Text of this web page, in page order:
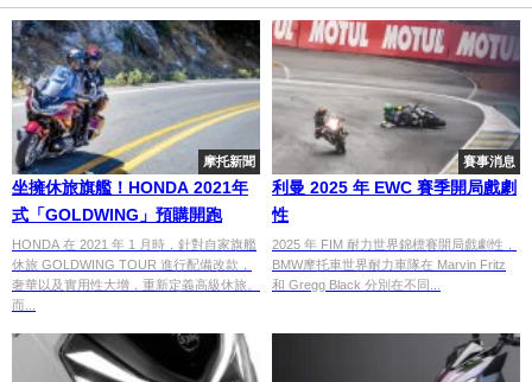
摩托新聞
坐擁休旅旗艦！HONDA 2021年
式「GOLDWING」預購開跑
HONDA 在 2021 年 1 月時，針對自家旗艦
休旅 GOLDWING TOUR 進行配備改款，
奢華以及實用性大增，重新定義高級休旅。
而...
賽事消息
利曼 2025 年 EWC 賽季開局戲劇
性
2025 年 FIM 耐力世界錦標賽開局戲劇性，
BMW摩托車世界耐力車隊在 Marvin Fritz
和 Gregg Black 分別在不同...